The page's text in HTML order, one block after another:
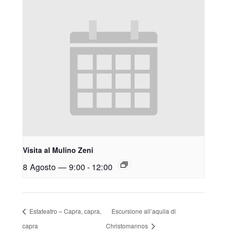
Visita al Mulino Zeni
8 Agosto — 9:00- 12:00
Estateatro – Capra, capra,
capra
Escursione all’aquila di
Christomannos